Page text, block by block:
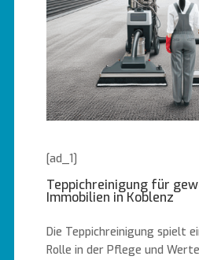
[ad_1]
Teppichreinigung für
Immobilien in Koblenz
Die Teppichreinigung spielt
Rolle in der Pflege und